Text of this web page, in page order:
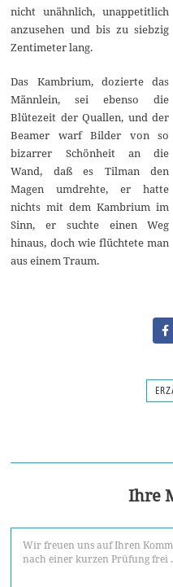
nicht unähnlich, unappetitlich
anzusehen und bis zu siebzig
Zentimeter lang.
Das Kambrium, dozierte das
Männlein, sei ebenso die
Blütezeit der Quallen, und der
Beamer warf Bilder von so
bizarrer Schönheit an die
Wand, daß es Tilman den
Magen umdrehte, er hatte
nichts mit dem Kambrium im
Sinn, er suchte einen Weg
hinaus, doch wie flüchtete man
aus einem Traum.
Ihre